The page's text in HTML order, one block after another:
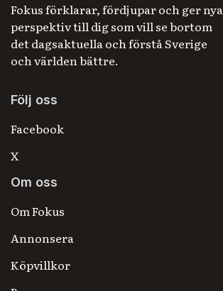
Fokus förklarar, fördjupar och ger nya
perspektiv till dig som vill se bortom
det dagsaktuella och förstå Sverige
och världen bättre.
Följ oss
Facebook
X
Om oss
Om Fokus
Annonsera
Köpvillkor